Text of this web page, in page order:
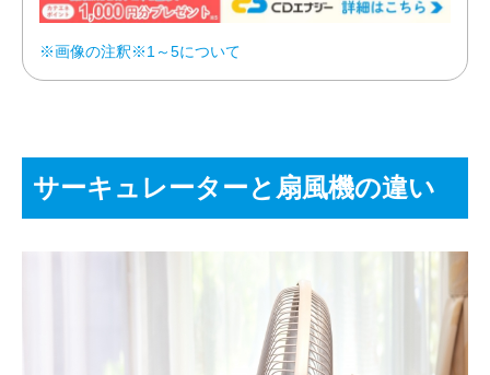
※画像の注釈※1～5について
サーキュレーターと扇風機の違い